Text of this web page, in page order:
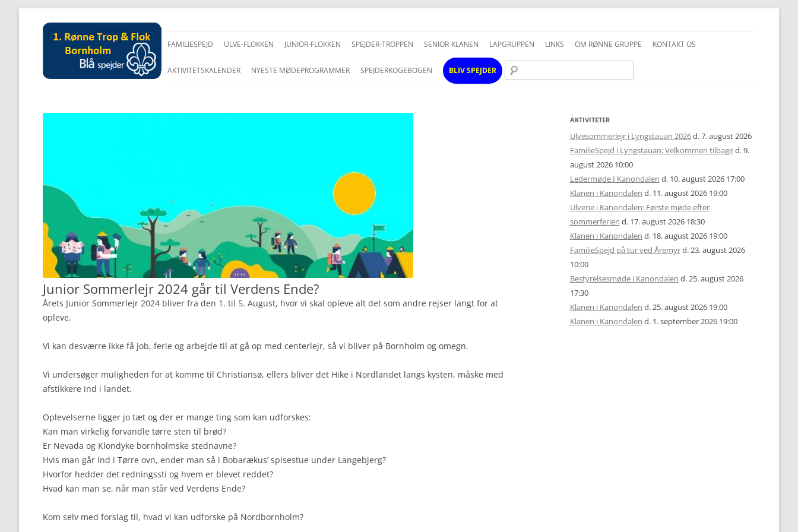
til
FAMILIESPEJD ULVE-FLOKKEN JUNIOR-FLOKKEN SPEJDER-TROPPEN SENIOR-KLANEN LAPGRUPPEN LINKS OM RØNNE GRUPPE
FOTOS OG COPYRIGHT
INFO JUNIOR-SPEJDER
INFO TROPPEN
KONTAKT OS
AKTIVITETSKALENDER NYESTE MØDEPROGRAMMER SPEJDERKOGEBOGEN BLIV SPEJDER
Junior Sommerlejr 2024 går til Verdens Ende?
Årets Junior Sommerlejr 2024 bliver fra den 1. til 5. August, hvor vi skal opleve alt det som andre rejser langt for at
opleve.
Vi kan desværre ikke få job, ferie og arbejde til at gå op med centerlejr, så vi bliver på Bornholm og omegn.
Vi undersøger muligheden for at komme til Christiansø, ellers bliver det Hike i Nordlandet langs kysten, måske med
afstikkere ind i landet.
Oplevelserne ligger jo tæt og der er mange ting som kan udforskes:
Kan man virkelig forvandle tørre sten til brød?
Er Nevada og Klondyke bornholmske stednavne?
Hvis man går ind i Tørre ovn, ender man så i Bobarækus’ spisestue under Langebjerg?
Hvorfor hedder det redningssti og hvem er blevet reddet?
Hvad kan man se, når man står ved Verdens Ende?
Kom selv med forslag til, hvad vi kan udforske på Nordbornholm?
AKTIVITETER
Ulvesommerlejr i Lyngstauan 2026d. 7. august 2026
FamilieSpejd i Lyngstauan: Velkommen tilbaged. 9.
august 2026 10:00
Ledermøde I Kanondalen d. 10. august 2026 17:00
Klanen i Kanondalen d. 11. august 2026 19:00
Ulvene i Kanondalen: Første møde efter
sommerferien d. 17. august 2026 18:30
Klanen i Kanondalen d. 18. august 2026 19:00
FamilieSpejd på tur ved Åremyrd. 23. august 2026
10:00
Bestyrelsesmøde i Kanondalen d. 25. august 2026
17:30
Klanen i Kanondalen d. 25. august 2026 19:00
Klanen i Kanondalen d. 1. september 2026 19:00